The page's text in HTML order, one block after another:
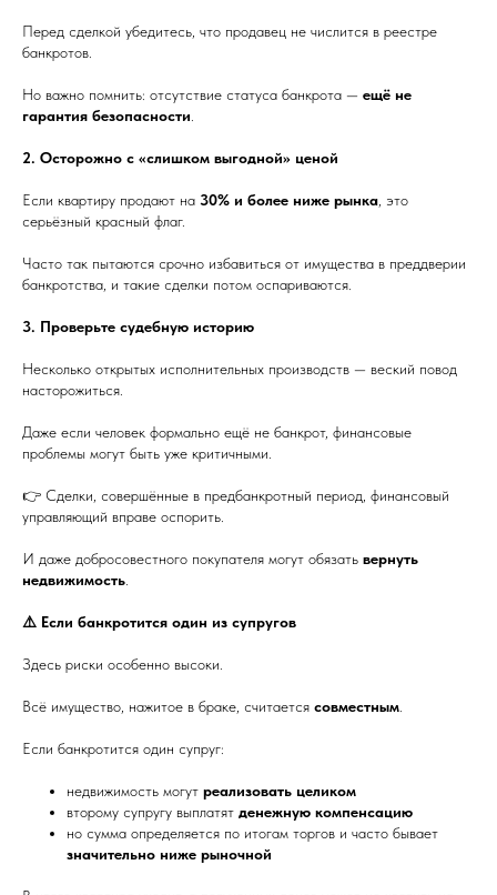
Перед сделкой убедитесь, что продавец не числится в реестре
банкротов.
Но важно помнить: отсутствие статуса банкрота — ещё не
гарантия безопасности.
2. Осторожно с «слишком выгодной» ценой
Если квартиру продают на 30% и более ниже рынка, это
серьёзный красный флаг.
Часто так пытаются срочно избавиться от имущества в преддверии
банкротства, и такие сделки потом оспариваются.
3. Проверьте судебную историю
Несколько открытых исполнительных производств — веский повод
насторожиться.
Даже если человек формально ещё не банкрот, финансовые
проблемы могут быть уже критичными.
👉 Сделки, совершённые в предбанкротный период, финансовый
управляющий вправе оспорить.
И даже добросовестного покупателя могут обязать вернуть
недвижимость.
⚠️ Если банкротится один из супругов
Здесь риски особенно высоки.
Всё имущество, нажитое в браке, считается совместным.
Если банкротится один супруг:
недвижимость могут реализовать целиком
второму супругу выплатят денежную компенсацию
но сумма определяется по итогам торгов и часто бывает
значительно ниже рыночной